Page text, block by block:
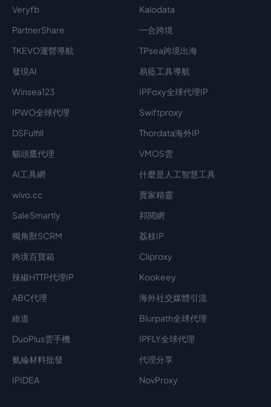
Veryfb
Kalodata
PartnerShare
一合跨境
TKEVO運營導航
TPsea跨境出海
發現AI
易藍工具導航
Winsea123
IPFoxy全球代理IP
IPWO全球代理
Swiftproxy
DSFulfill
Thordata海外IP
貓頭鷹代理
VMOS雲
AI工具網
什麼是人工智慧工具
wivo.cc
賣家精靈
SaleSmartly
邦閱網
獨角獸SCRM
荔枝IP
跨境百寶箱
Cliproxy
辣椒HTTP代理IP
Kookeey
ABC代理
海外社交媒體引流
維道
Blurpath全球代理
DuoPlus雲手機
IPFLY全球代理
氨綸材料批發
代理分享
IPIDEA
NovProxy